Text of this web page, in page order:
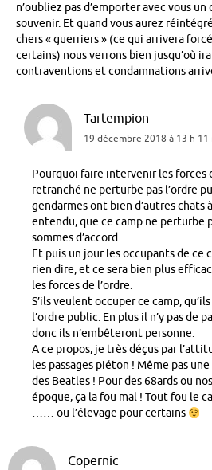
n’oubliez pas d’emporter avec vous un
souvenir. Et quand vous aurez
chers « guerriers » (ce qui arrivera
certains) nous verrons bien jusqu’où
contraventions et condamnations
Tartempion
19 décembre 2018 à 13 h 11
Pourquoi faire intervenir les forces
retranché ne perturbe pas l’ordre
gendarmes ont bien d’autres chats
entendu, que ce camp ne perturbe
sommes d’accord.
Et puis un jour les occupants de ce
rien dire, et ce sera bien plus
les forces de l’ordre.
S’ils veulent occuper ce camp,
l’ordre public. En plus il n’y pas de
donc ils n’embêteront personne.
A ce propos, je très déçus par
les passages piéton ! Même pas
des Beatles ! Pour des 68ards ou
époque, ça la fou mal ! Tout fou le
…… ou l’élevage pour certains
Copernic